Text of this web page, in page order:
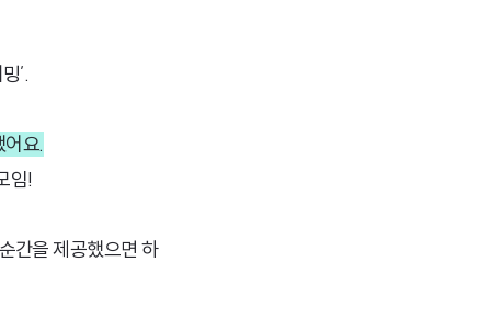
’.
요.
임!
간을 제공했으면 하